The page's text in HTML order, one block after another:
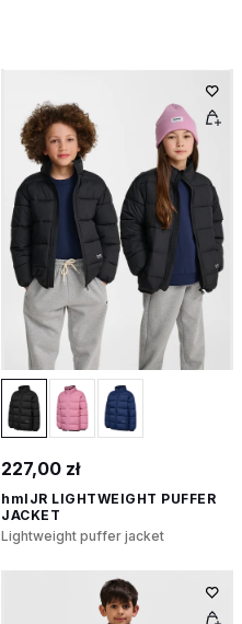
227,00 zł
hmlJR LIGHTWEIGHT PUFFER
JACKET
Lightweight puffer jacket